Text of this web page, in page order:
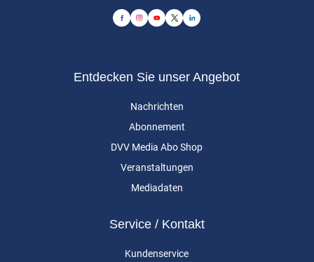
Entdecken Sie unser Angebot
Nachrichten
Abonnement
DVV Media Abo Shop
Veranstaltungen
Mediadaten
Service / Kontakt
Kundenservice